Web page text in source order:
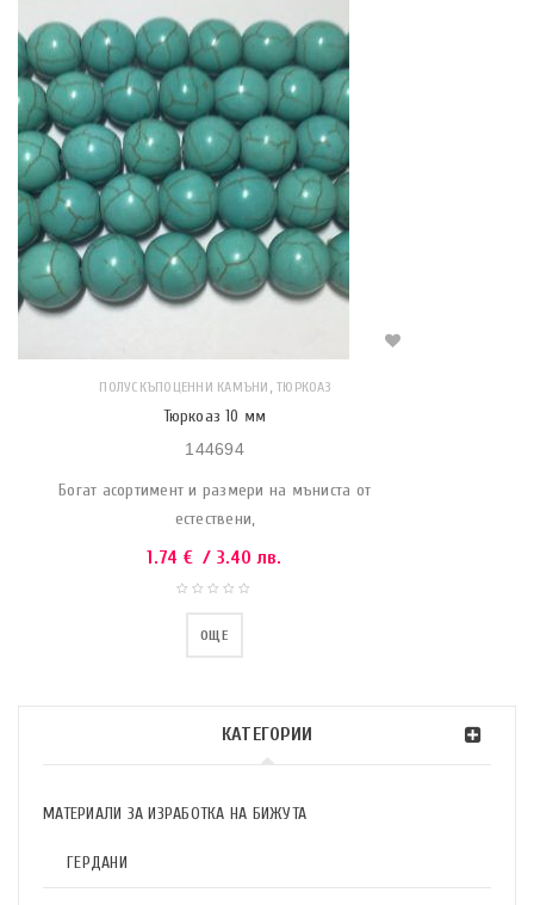
КАТЕГОРИИ
МАТЕРИАЛИ ЗА ИЗРАБОТКА НА БИЖУТА
ГЕРДАНИ
ПОЛУСКЪПОЦЕННИ КАМЪНИ , ТЮРКОАЗ
Тюркоаз 10 мм
144694
Богат асортимент и размери на мъниста от
естествени,
1.74 € / 3.40 лв.
ОЩЕ